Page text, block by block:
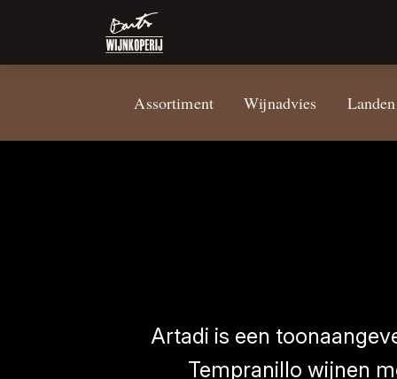
Assortiment Wijnadvies Landen
Artadi is een
Tempranillo wijnen